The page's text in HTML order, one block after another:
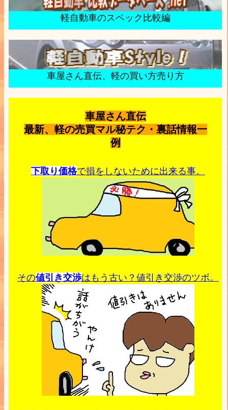
軽自動車のスペック比較編
車屋さん直伝、軽の買い方売り方
車屋さん直伝
最新、軽の売買マル秘テク・裏話情報一
例
下取り価格で損をしないために出来る事。
その値引き交渉はもう古い？値引き交渉のツボ。